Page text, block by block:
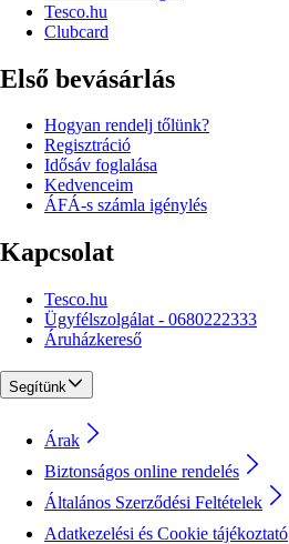
Tesco.hu
Clubcard
Első bevásárlás
Hogyan rendelj tőlünk?
Regisztráció
Idősáv foglalása
Kedvenceim
ÁFÁ-s számla igénylés
Kapcsolat
Tesco.hu
Ügyfélszolgálat - 0680222333
Áruházkereső
Segítünk
Árak
Biztonságos online rendelés
Általános Szerződési Feltételek
Adatkezelési és Cookie tájékoztató